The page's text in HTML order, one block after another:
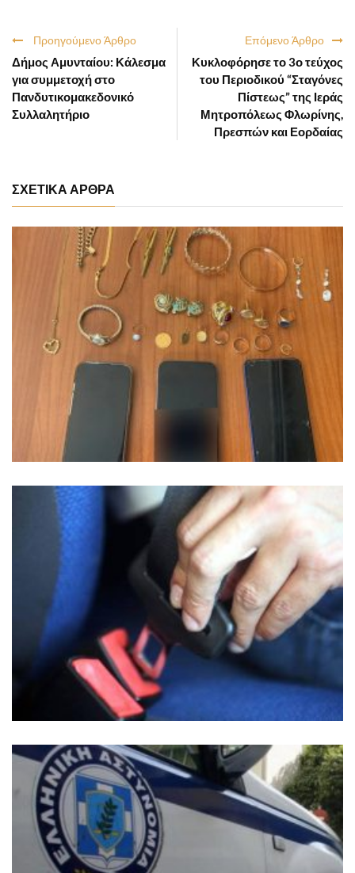
Επόμενο Άρθρο
Κυκλοφόρησε το 3ο τεύχος
του Περιοδικού “Σταγόνες
Πίστεως” της Ιεράς
Μητροπόλεως Φλωρίνης,
Πρεσπών και Εορδαίας
Προηγούμενο Άρθρο
Δήμος Αμυνταίου: Κάλεσμα
για συμμετοχή στο
Πανδυτικομακεδονικό
Συλλαλητήριο
ΣΧΕΤΙΚΑ ΑΡΘΡΑ